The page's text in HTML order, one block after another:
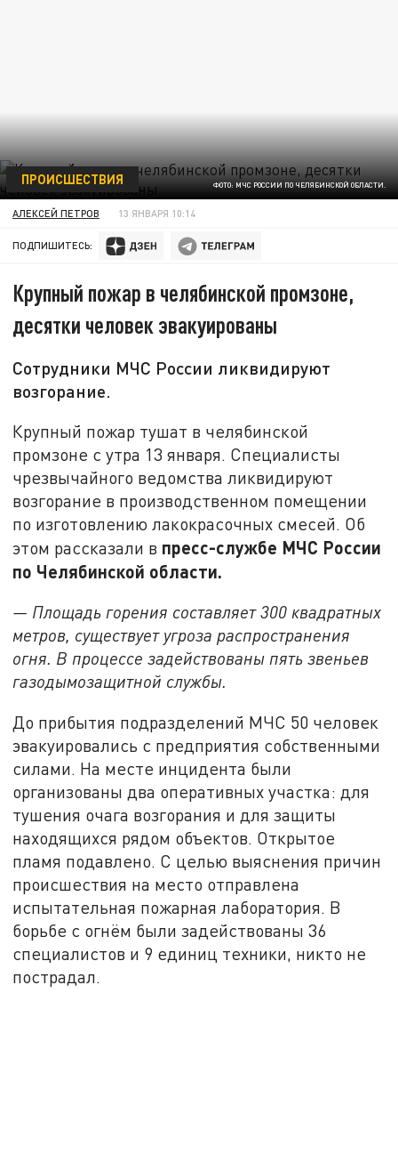
ФОТО: МЧС РОССИИ ПО ЧЕЛЯБИНСКОЙ ОБЛАСТИ.
ПРОИСШЕСТВИЯ
АЛЕКСЕЙ ПЕТРОВ 13 ЯНВАРЯ 10:14
ПОДПИШИТЕСЬ:
Крупный пожар в челябинской промзоне,
десятки человек эвакуированы
Сотрудники МЧС России ликвидируют
возгорание.
Крупный пожар тушат в челябинской
промзоне с утра 13 января. Специалисты
чрезвычайного ведомства ликвидируют
возгорание в производственном помещении
по изготовлению лакокрасочных смесей. Об
этом рассказали в пресс-службе МЧС России
по Челябинской области.
— Площадь горения составляет 300 квадратных
метров, существует угроза распространения
огня. В процессе задействованы пять звеньев
газодымозащитной службы.
До прибытия подразделений МЧС 50 человек
эвакуировались с предприятия собственными
силами. На месте инцидента были
организованы два оперативных участка: для
тушения очага возгорания и для защиты
находящихся рядом объектов. Открытое
пламя подавлено. С целью выяснения причин
происшествия на место отправлена
испытательная пожарная лаборатория. В
борьбе с огнём были задействованы 36
специалистов и 9 единиц техники, никто не
пострадал.